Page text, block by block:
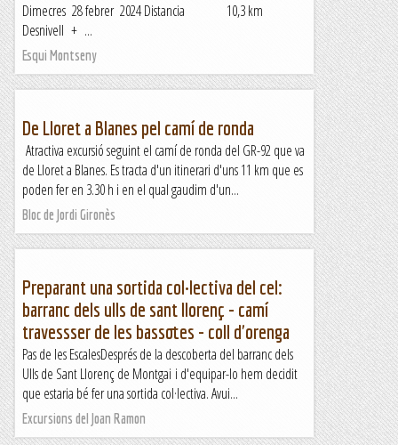
Dimecres 28 febrer 2024 Distancia 10,3 km
Desnivell + ...
Esqui Montseny
De Lloret a Blanes pel camí de ronda
Atractiva excursió seguint el camí de ronda del GR-92 que va
de Lloret a Blanes. Es tracta d'un itinerari d'uns 11 km que es
poden fer en 3.30 h i en el qual gaudim d'un...
Bloc de Jordi Gironès
Preparant una sortida col·lectiva del cel:
barranc dels ulls de sant llorenç - camí
travessser de les bassotes - coll d'orenga
Pas de les EscalesDesprés de la descoberta del barranc dels
Ulls de Sant Llorenç de Montgai i d'equipar-lo hem decidit
que estaria bé fer una sortida col·lectiva. Avui...
Excursions del Joan Ramon